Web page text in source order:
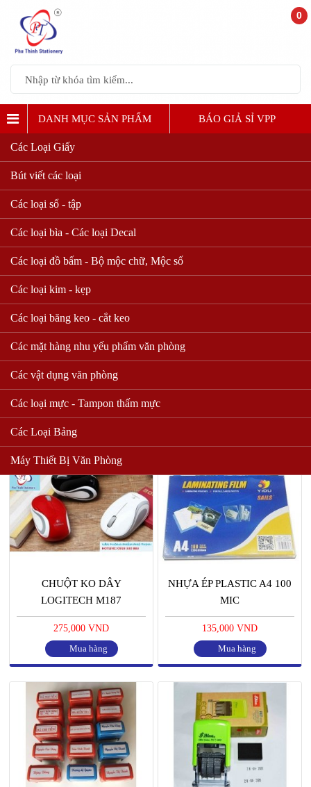
DANH MỤC SẢN PHẨM BÁO GIẢ SỈ VPP
Các Loại Giấy
Bút viết các loại
Các loại sổ - tập
Các loại bìa - Các loại Decal
Các loại đồ bấm - Bộ mộc chữ, Mộc số
Các loại kim - kẹp
Các loại băng keo - cắt keo
Các mặt hàng nhu yếu phẩm văn phòng
Các vật dụng văn phòng
Các loại mực - Tampon thấm mực
Các Loại Bảng
Máy Thiết Bị Văn Phòng
CÁC VẬT DỤNG VĂN PHÒNG
USB 32 GHI KINGTON
150,000 VND
Mua hàng
CHUỘT KO DÂY GENIUS
Mua hàng
CHUỘT KO DÂY
LOGITECH M187
275,000 VND
Mua hàng
NHỰA ÉP PLASTIC A4 100
MIC
135,000 VND
Mua hàng
0